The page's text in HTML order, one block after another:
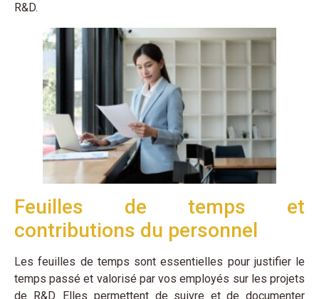
R&D.
Feuilles de temps et
contributions du personnel
Les feuilles de temps sont essentielles pour justifier le
temps passé et valorisé par vos employés sur les projets
de R&D. Elles permettent de suivre et de documenter